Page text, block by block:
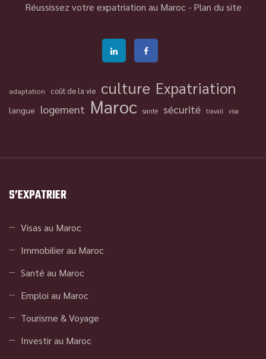
Réussissez votre expatriation au Maroc - Plan du site
adaptation coût de la vie culture Expatriation
langue logement Maroc santé sécurité travail visa
S’EXPATRIER
Visas au Maroc
Immobilier au Maroc
Santé au Maroc
Emploi au Maroc
Tourisme & Voyage
Investir au Maroc